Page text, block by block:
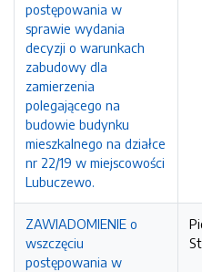
postępowania w
sprawie wydania
decyzji o warunkach
zabudowy dla
zamierzenia
polegającego na
budowie budynku
mieszkalnego na działce
nr 22/19 w miejscowości
Lubuczewo.
ZAWIADOMIENIE o
wszczęciu
postępowania w